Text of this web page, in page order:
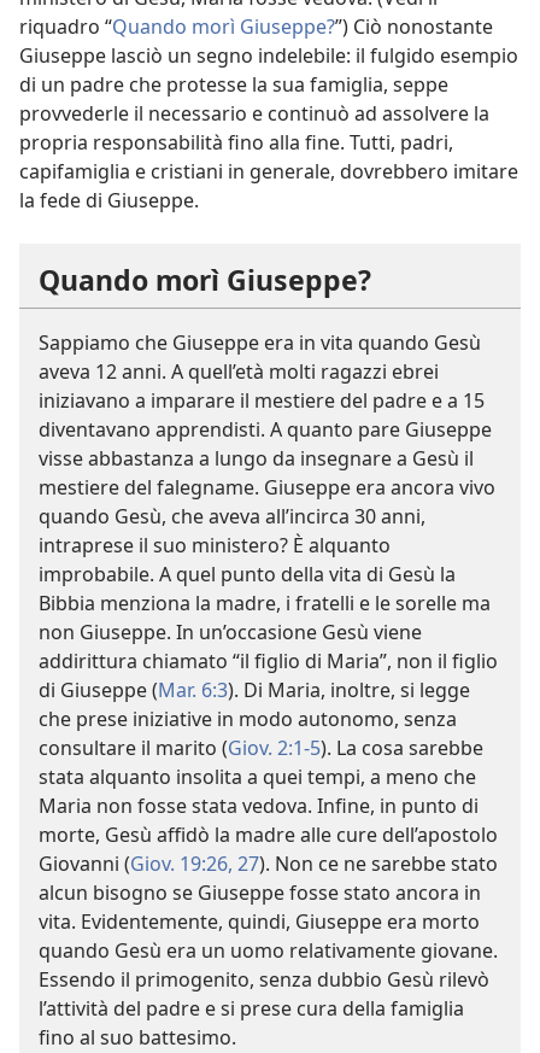
riquadro “Quando morì Giuseppe?”) Ciò nonostante
Giuseppe lasciò un segno indelebile: il fulgido esempio
di un padre che protesse la sua famiglia, seppe
provvederle il necessario e continuò ad assolvere la
propria responsabilità fino alla fine. Tutti, padri,
capifamiglia e cristiani in generale, dovrebbero imitare
la fede di Giuseppe.
Quando morì Giuseppe?
Sappiamo che Giuseppe era in vita quando Gesù
aveva 12 anni. A quell’età molti ragazzi ebrei
iniziavano a imparare il mestiere del padre e a 15
diventavano apprendisti. A quanto pare Giuseppe
visse abbastanza a lungo da insegnare a Gesù il
mestiere del falegname. Giuseppe era ancora vivo
quando Gesù, che aveva all’incirca 30 anni,
intraprese il suo ministero? È alquanto
improbabile. A quel punto della vita di Gesù la
Bibbia menziona la madre, i fratelli e le sorelle ma
non Giuseppe. In un’occasione Gesù viene
addirittura chiamato “il figlio di Maria”, non il figlio
di Giuseppe (Mar. 6:3). Di Maria, inoltre, si legge
che prese iniziative in modo autonomo, senza
consultare il marito (Giov. 2:1-5). La cosa sarebbe
stata alquanto insolita a quei tempi, a meno che
Maria non fosse stata vedova. Infine, in punto di
morte, Gesù affidò la madre alle cure dell’apostolo
Giovanni (Giov. 19:26, 27). Non ce ne sarebbe stato
alcun bisogno se Giuseppe fosse stato ancora in
vita. Evidentemente, quindi, Giuseppe era morto
quando Gesù era un uomo relativamente giovane.
Essendo il primogenito, senza dubbio Gesù rilevò
l’attività del padre e si prese cura della famiglia
fino al suo battesimo.